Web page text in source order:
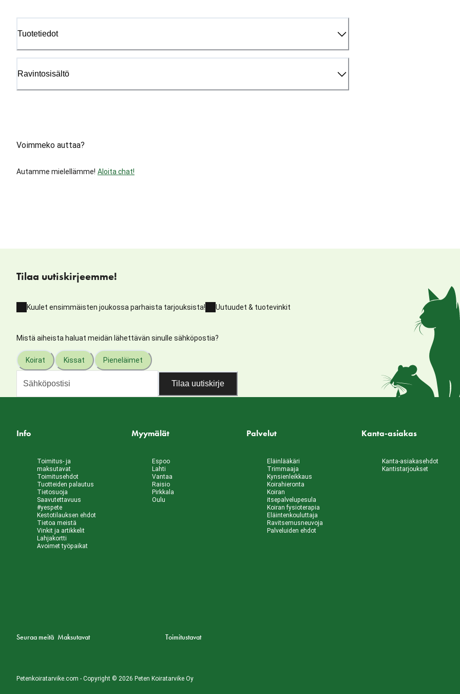
Tuotetiedot
Ravintosisältö
Voimmeko auttaa?
Autamme mielellämme! Aloita chat!
Tilaa uutiskirjeemme!
Kuulet ensimmäisten joukossa parhaista tarjouksista! Uutuudet & tuotevinkit
Mistä aiheista haluat meidän lähettävän sinulle sähköpostia?
Koirat Kissat Pieneläimet
Tilaa uutiskirje
Info
Toimitus- ja
maksutavat
Toimitusehdot
Tuotteiden palautus
Tietosuoja
Saavutettavuus
#yespete
Kestotilauksen ehdot
Tietoa meistä
Vinkit ja artikkelit
Lahjakortti
Avoimet työpaikat
Myymälät
Espoo
Lahti
Vantaa
Raisio
Pirkkala
Oulu
Palvelut
Eläinlääkäri
Trimmaaja
Kynsienleikkaus
Koirahieronta
Koiran
itsepalvelupesula
Koiran fysioterapia
Eläintenkouluttaja
Ravitsemusneuvoja
Palveluiden ehdot
Kanta-asiakas
Kanta-asiakasehdot
Kantistarjoukset
Seuraa meitä Maksutavat Toimitustavat
Petenkoiratarvike.com - Copyright © 2026 Peten Koiratarvike Oy